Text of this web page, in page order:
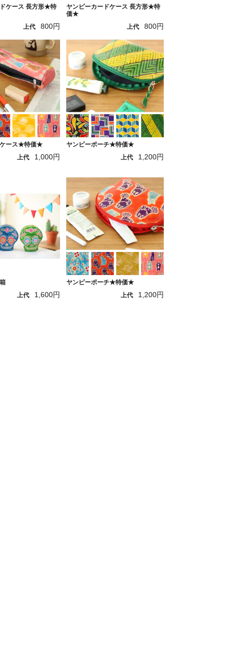
ケース 長方形★特
上代 800円
ヤンピーカードケース 長方形★特
価★
上代
800円
ケース★特価★
上代
1,000円
ヤンピーポーチ★特価★
上代
1,200円
上代
1,600円
ヤンピーポーチ★特価★
上代
1,200円